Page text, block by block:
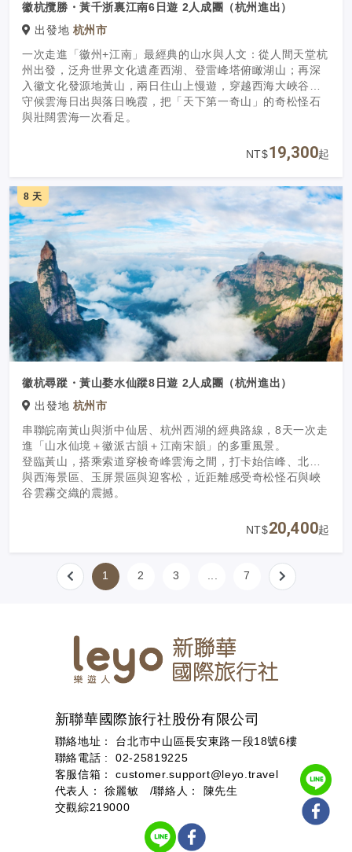
徽杭攬勝・黃千浙裏江南6日遊 2人成團（杭州進出）
出發地 杭州市
一次走進「徽州+江南」最經典的山水與人文：從人間天堂杭
州出發，泛舟世界文化遺產西湖、登雷峰塔俯瞰湖山；再深
入徽文化發源地黃山，兩日住山上慢遊，穿越西海大峽谷、
守候雲海日出與落日晚霞，把「天下第一奇山」的奇松怪石
與壯闊雲海一次看足。
NT$19,300起
8 天
徽杭尋蹤・黃山婺水仙蹤8日遊 2人成團（杭州進出）
出發地 杭州市
串聯皖南黃山與浙中仙居、杭州西湖的經典路線，8天一次走
進「山水仙境＋徽派古韻＋江南宋韻」的多重風景。
登臨黃山，搭乘索道穿梭奇峰雲海之間，打卡始信峰、北海
與西海景區、玉屏景區與迎客松，近距離感受奇松怪石與峽
谷雲霧交織的震撼。
NT$20,400起
1 2 3 7
新聯華國際旅行社股份有限公司
聯絡地址： 台北市中山區長安東路一段18號6樓
聯絡電話 :
02-25819225
客服信箱：customer.support@leyo.travel
代表人： 徐麗敏 /聯絡人： 陳先生
交觀綜219000